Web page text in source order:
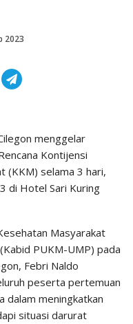
2023
menggelar
Kontijensi
(KKM) selama 3 hari,
di Hotel Sari Kuring
Masyarakat
PUKM-UMP) pada
Febri Naldo
peserta pertemuan
dalam meningkatkan
situasi darurat